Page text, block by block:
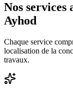
Nos
Ayhod
Chaque service
localisation de la
travaux.